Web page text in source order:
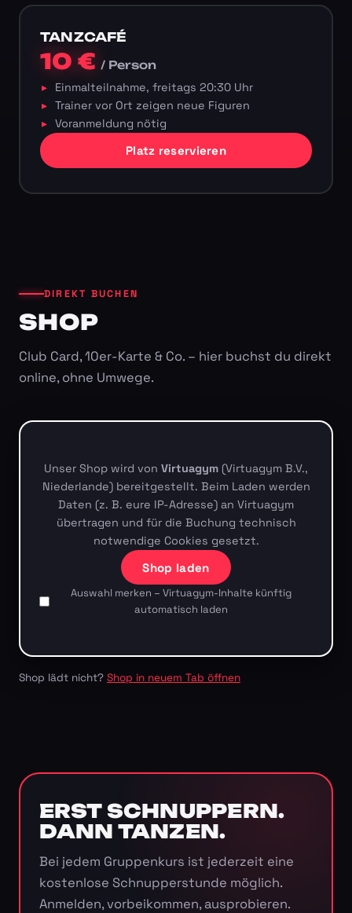
TANZCAFÉ
10 €/ Person
Einmalteilnahme, freitags 20:30 Uhr
Trainer vor Ort zeigen neue Figuren
Voranmeldung nötig
Platz reservieren
DIREKT BUCHEN
SHOP
Club Card, 10er-Karte & Co. – hier buchst du direkt
online, ohne Umwege.
Unser Shop wird von Virtuagym (Virtuagym B.V.,
Niederlande) bereitgestellt. Beim Laden werden
Daten (z. B. eure IP-Adresse) an Virtuagym
übertragen und für die Buchung technisch
notwendige Cookies gesetzt.
Shop laden
Auswahl merken – Virtuagym-Inhalte künftig
automatisch laden
Shop lädt nicht? Shop in neuem Tab öffnen
ERST SCHNUPPERN.
DANN TANZEN.
Bei jedem Gruppenkurs ist jederzeit eine
kostenlose Schnupperstunde möglich.
Anmelden, vorbeikommen, ausprobieren.